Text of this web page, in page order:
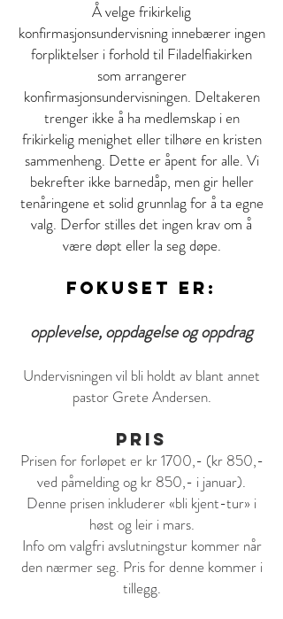
Å velge frikirkelig
konfirmasjonsundervisning innebærer ingen
forpliktelser i forhold til Filadelfiakirken
som arrangerer
konfirmasjonsundervisningen. Deltakeren
trenger ikke å ha medlemskap i en
frikirkelig menighet eller tilhøre en kristen
sammenheng. Dette er åpent for alle. Vi
bekrefter ikke barnedåp, men gir heller
tenåringene et solid grunnlag for å ta egne
valg. Derfor stilles det ingen krav om å
være døpt eller la seg døpe.
Fokuset er:
opplevelse,oppdagelse og oppdrag
Undervisningen vil bli holdt av blant annet
pastor Grete Andersen.
Pris
Prisen for forløpet er kr 1700,- (kr 850,-
ved påmelding og kr 850,- i januar).
Denne prisen inkluderer «bli kjent-tur» i
høst og leir i mars.
Info om valgfri avslutningstur kommer når
den nærmer seg. Pris for denne kommer i
tillegg.